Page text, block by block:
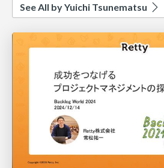
See All by Yuichi Tsunematsu